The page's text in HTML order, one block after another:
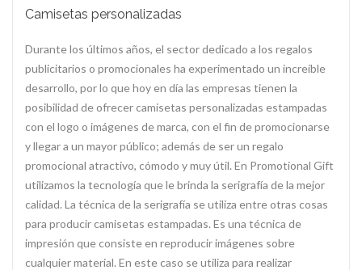
Camisetas personalizadas
Durante los últimos años, el sector dedicado a los regalos
publicitarios o promocionales ha experimentado un increíble
desarrollo, por lo que hoy en día las empresas tienen la
posibilidad de ofrecer camisetas personalizadas estampadas
con el logo o imágenes de marca, con el fin de promocionarse
y llegar a un mayor público; además de ser un regalo
promocional atractivo, cómodo y muy útil. En Promotional Gift
utilizamos la tecnología que le brinda la serigrafía de la mejor
calidad. La técnica de la serigrafía se utiliza entre otras cosas
para producir camisetas estampadas. Es una técnica de
impresión que consiste en reproducir imágenes sobre
cualquier material. En este caso se utiliza para realizar